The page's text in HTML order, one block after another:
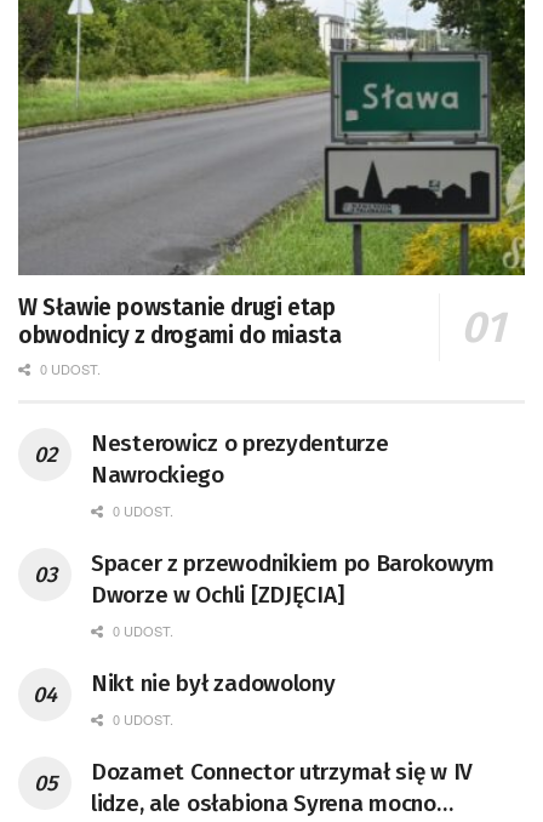
W Sławie powstanie drugi etap
obwodnicy z drogami do miasta
0 UDOST.
Nesterowicz o prezydenturze
Nawrockiego
0 UDOST.
Spacer z przewodnikiem po Barokowym
Dworze w Ochli [ZDJĘCIA]
0 UDOST.
Nikt nie był zadowolony
0 UDOST.
Dozamet Connector utrzymał się w IV
lidze, ale osłabiona Syrena mocno